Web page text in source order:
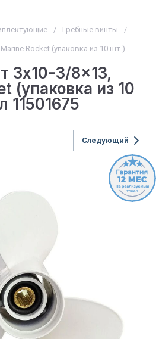
/ Гребные винты
/
Rocket (упаковка из 10 шт.)
3x10-3/8x13,
(упаковка из 10
11501675
Следующий